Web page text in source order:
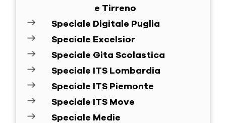
e Tirreno
Speciale Digitale Puglia
Speciale Excelsior
Speciale Gita Scolastica
Speciale ITS Lombardia
Speciale ITS Piemonte
Speciale ITS Move
Speciale Medie